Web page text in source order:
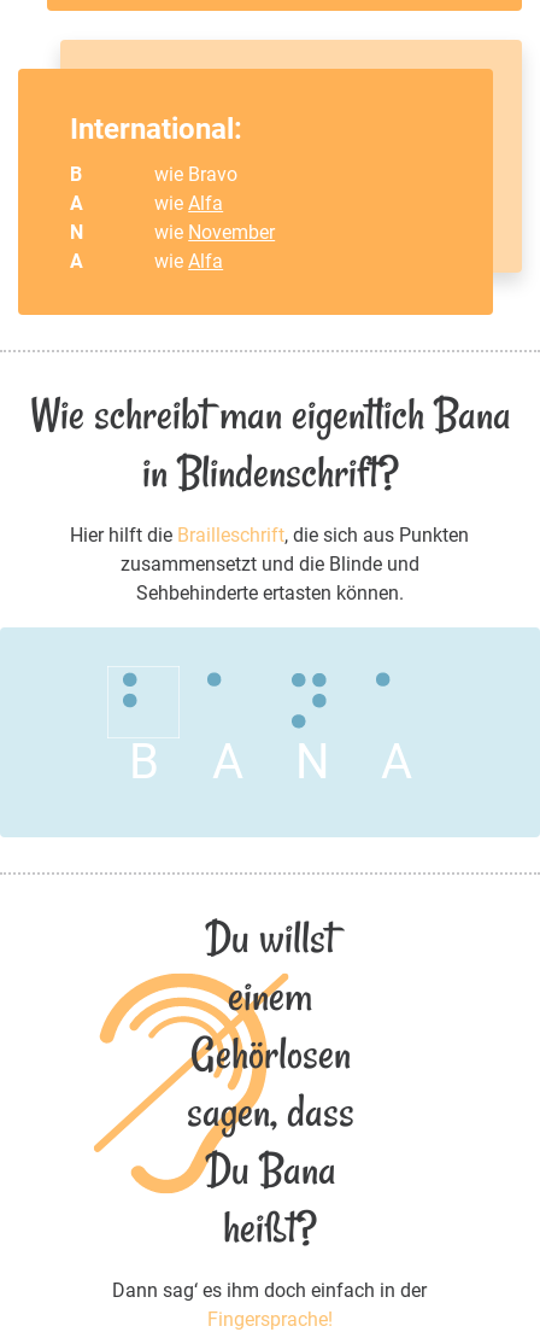
International:
B
wie Bravo
A
wieAlfa
N
wie November
A
wieAlfa
Wie schreibt man eigentlich Bana
in Blindenschrift?
Hier hilft die Brailleschrift, die sich aus Punkten
zusammensetzt und die Blinde und
Sehbehinderte ertasten können.
B A N A
Du willst
einem
Gehörlosen
sagen, dass
Du Bana
heißt?
Dann sag‘ es ihm doch einfach in der
Fingersprache!